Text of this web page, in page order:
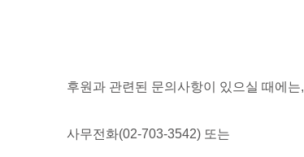
후원과 관련된 문의사항이 있으실 때에는,
사무전화(02-703-3542) 또는